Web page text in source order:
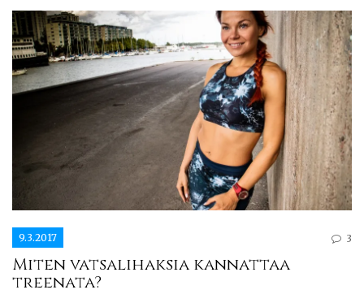
9.3.2017 3
Miten vatsalihaksia kannattaa
treenata?